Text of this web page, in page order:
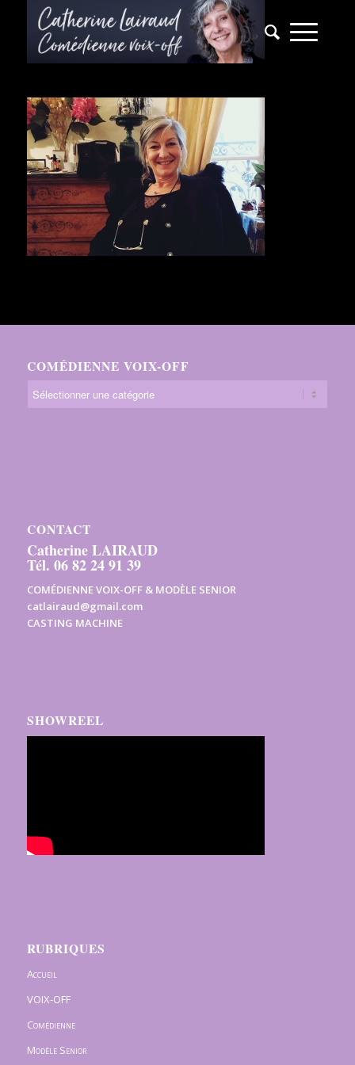
COMÉDIENNE VOIX-OFF
CONTACT
Catherine LAIRAUD
Tél. 06 82 24 91 39
COMÉDIENNE VOIX-OFF & MODÈLE SENIOR
catlairaud@gmail.com
CASTING MACHINE
SHOWREEL
RUBRIQUES
Accueil
VOIX-OFF
Comédienne
Modèle Senior